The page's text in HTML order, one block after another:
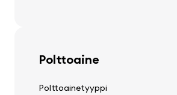
Polttoaine
Polttoainetyyppi